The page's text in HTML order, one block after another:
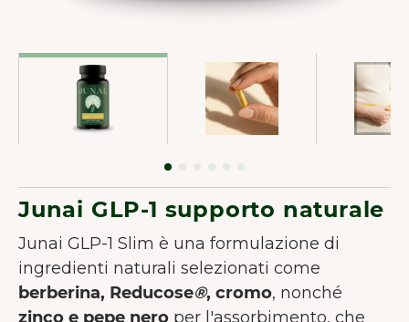
Junai GLP-1 supporto naturale
Junai GLP-1 Slim è una formulazione di
ingredienti naturali selezionati come
berberina, Reducose®, cromo, nonché
zinco e pepe nero per l'assorbimento, che